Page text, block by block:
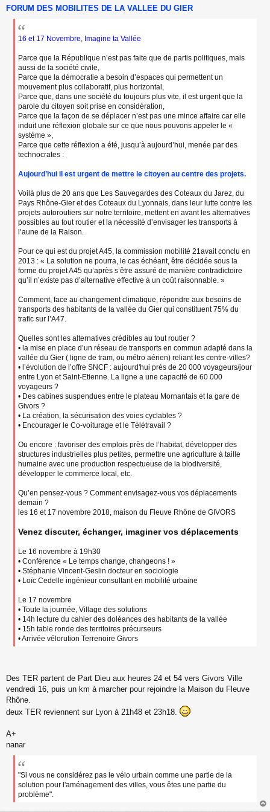
e
s
FORUM DES MOBILITES DE LA VALLEE DU GIER
16 et 17 Novembre, Imagine ta Vallée
Parce que la République n’est pas faite que de partis politiques, mais
aussi de la société civile,
Parce que la démocratie a besoin d’espaces qui permettent un
mouvement plus collaboratif, plus horizontal,
Parce que, dans une société du toujours plus vite, il est urgent que la
parole du citoyen soit prise en considération,
Parce que la façon de se déplacer n’est pas une mince affaire car elle
induit une réflexion globale sur ce que nous pouvons appeler le «
système »,
Parce que cette réflexion a été, jusqu’à aujourd’hui, menée par des
technocrates :
Aujourd’hui il est urgent de mettre le citoyen au centre des projets.
Voilà plus de 20 ans que Les Sauvegardes des Coteaux du Jarez, du
Pays Rhône-Gier et des Coteaux du Lyonnais, dans leur lutte contre les
projets autoroutiers sur notre territoire, mettent en avant les alternatives
possibles au tout routier et la nécessité d’envisager les transports à
l’aune de la Raison.
Pour ce qui est du projet A45, la commission mobilité 21avait conclu en
2013 : « La solution ne pourra, le cas échéant, être décidée sous la
forme du projet A45 qu’après s’être assuré de manière contradictoire
qu’il n’existe pas d’alternative effective à un coût raisonnable. »
Comment, face au changement climatique, répondre aux besoins de
transports des habitants de la vallée du Gier qui constituent 75% du
trafic sur l’A47.
Quelles sont les alternatives crédibles au tout routier ?
• la mise en place d’un réseau de transports en commun adapté dans la
vallée du Gier ( ligne de tram, ou métro aérien) reliant les centre-villes?
• l’évolution de l’offre SNCF : aujourd'hui près de 20 000 voyageurs/jour
entre Lyon et Saint-Etienne. La ligne a une capacité de 60 000
voyageurs ?
• Des cabines suspendues entre le plateau Mornantais et la gare de
Givors ?
• La création, la sécurisation des voies cyclables ?
• Encourager le Co-voiturage et le Télétravail ?
Ou encore : favoriser des emplois près de l’habitat, développer des
structures industrielles plus petites, permettre une agriculture à taille
humaine avec une production respectueuse de la biodiversité,
développer le commerce local, etc.
Qu’en pensez-vous ? Comment envisagez-vous vos déplacements
demain ?
les 16 et 17 novembre 2018, maison du Fleuve Rhône de GIVORS
Venez discuter, échanger, imaginer vos déplacements
Le 16 novembre à 19h30
• Conférence « Le temps change, changeons ! »
• Stéphanie Vincent-Geslin docteur en sociologie
• Loïc Cedelle ingénieur consultant en mobilité urbaine
Le 17 novembre
• Toute la journée, Village des solutions
• 14h lecture du cahier des doléances des habitants de la vallée
• 15h table ronde des territoires précurseurs
• Arrivée vélorution Terrenoire Givors
Des TER partent de Part Dieu aux heures 24 et 54 vers Givors Ville
vendredi 16, puis un km à marcher pour rejoindre la Maison du Fleuve
Rhône.
deux TER reviennent sur Lyon à 21h48 et 23h18.
A+
nanar
"Si vous ne considérez pas le vélo urbain comme une partie de la
solution pour l'aménagement des villes, vous êtes une partie du
problème".